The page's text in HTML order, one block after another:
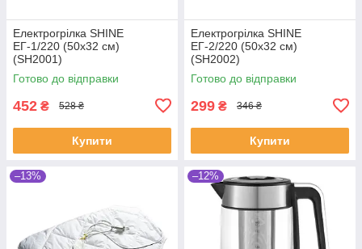
Електрогрілка SHINE
ЕГ-1/220 (50x32 см)
(SH2001)
Готово до відправки
452 ₴ 528 ₴
Купити
Електрогрілка SHINE
ЕГ-2/220 (50x32 см)
(SH2002)
Готово до відправки
299 ₴ 346 ₴
Купити
–13% –12%